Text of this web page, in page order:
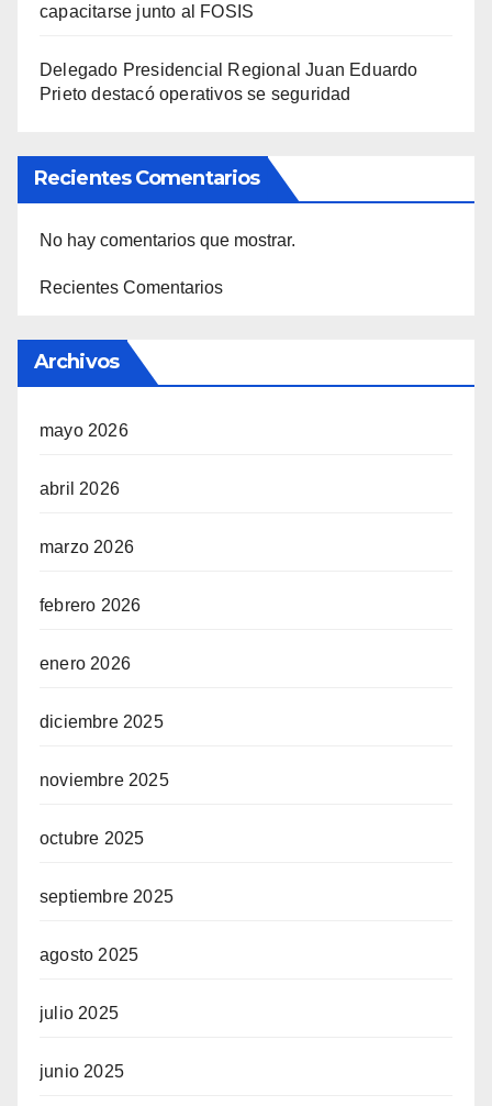
capacitarse junto al FOSIS
Delegado Presidencial Regional Juan Eduardo
Prieto destacó operativos se seguridad
Recientes Comentarios
No hay comentarios que mostrar.
Recientes Comentarios
Archivos
mayo 2026
abril 2026
marzo 2026
febrero 2026
enero 2026
diciembre 2025
noviembre 2025
octubre 2025
septiembre 2025
agosto 2025
julio 2025
junio 2025